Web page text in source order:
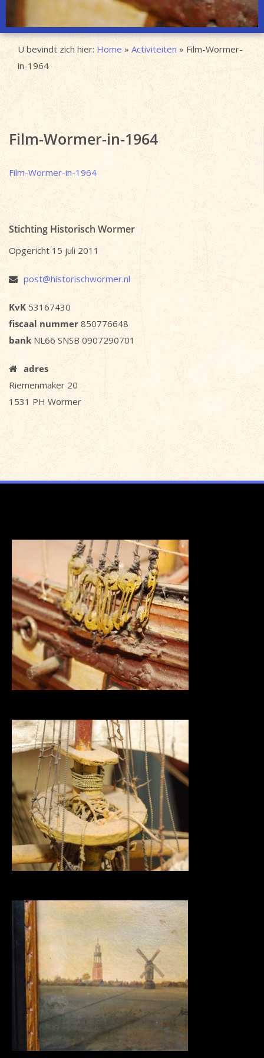
U bevindt zich hier: Home » Activiteiten » Film-Wormer-
in-1964
Film-Wormer-in-1964
Film-Wormer-in-1964
Stichting Historisch Wormer
Opgericht 15 juli 2011
post@historischwormer.nl
KvK 53167430
fiscaal nummer 850776648
bank NL66 SNSB 0907290701
adres
Riemenmaker 20
1531 PH Wormer